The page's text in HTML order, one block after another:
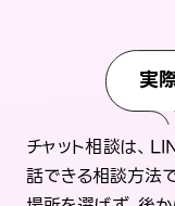
実
チャット相談は、
話できる相談方法で